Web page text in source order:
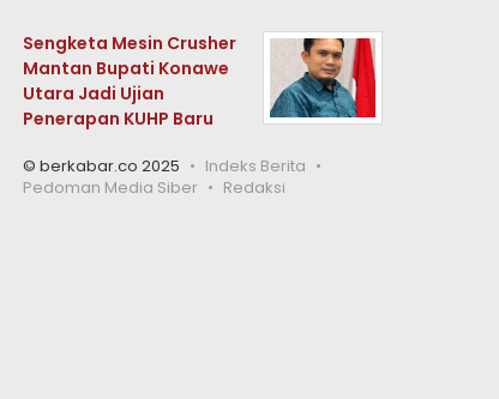
Sengketa Mesin Crusher
Mantan Bupati Konawe
Utara Jadi Ujian
Penerapan KUHP Baru
© berkabar.co 2025
Indeks Berita
Pedoman Media Siber
Redaksi